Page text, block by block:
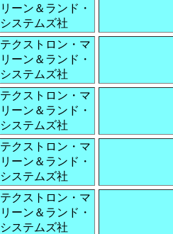
リーン＆ランド・
システムズ社
テクストロン・マ
リーン＆ランド・
システムズ社
テクストロン・マ
リーン＆ランド・
システムズ社
テクストロン・マ
リーン＆ランド・
システムズ社
テクストロン・マ
リーン＆ランド・
システムズ社